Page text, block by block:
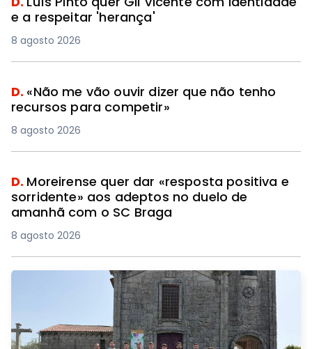
e a respeitar 'herança'
8 agosto 2026
D. «Não me vão ouvir dizer que não tenho
recursos para competir»
8 agosto 2026
D. Moreirense quer dar «resposta positiva e
sorridente» aos adeptos no duelo de
amanhã com o SC Braga
8 agosto 2026